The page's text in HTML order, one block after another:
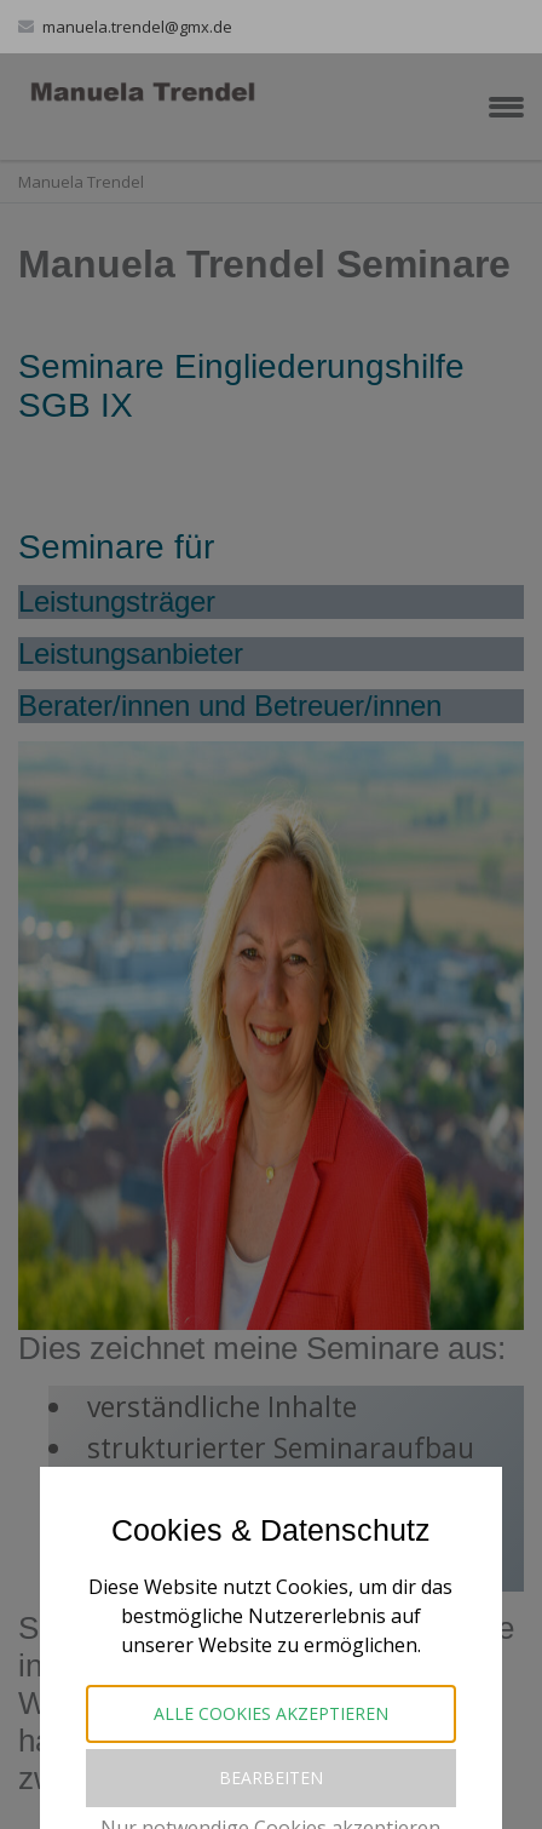
manuela.trendel@gmx.de
Manuela Trendel
Manuela Trendel Seminare
Seminare Eingliederungshilfe
SGB IX
Seminare für
Leistungsträger
Leistungsanbieter
Berater/innen und Betreuer/innen
Dies zeichnet meine Seminare aus:
verständliche Inhalte
strukturierter Seminaraufbau
individuelle Schwerpunkte
praxisrelevante Beispiele
Sie sagen mir, welches Seminar Sie
interessiert und wir planen Ihre
Weiterbildung gemeinsam. Vom
halbtägigen Webinar bis zur
zweitägigen Schulung vor Ort.
Cookies & Datenschutz
Diese Website nutzt Cookies, um dir das
bestmögliche Nutzererlebnis auf
unserer Website zu ermöglichen.
ALLE COOKIES AKZEPTIEREN
BEARBEITEN